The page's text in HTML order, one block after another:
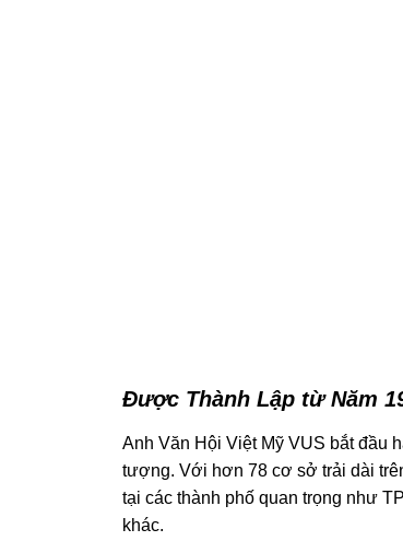
Được Thành Lập từ Năm
Anh Văn Hội Việt Mỹ VUS bắt đầu
tượng. Với hơn 78 cơ sở trải dài
tại các thành phố quan trọng như
khác.